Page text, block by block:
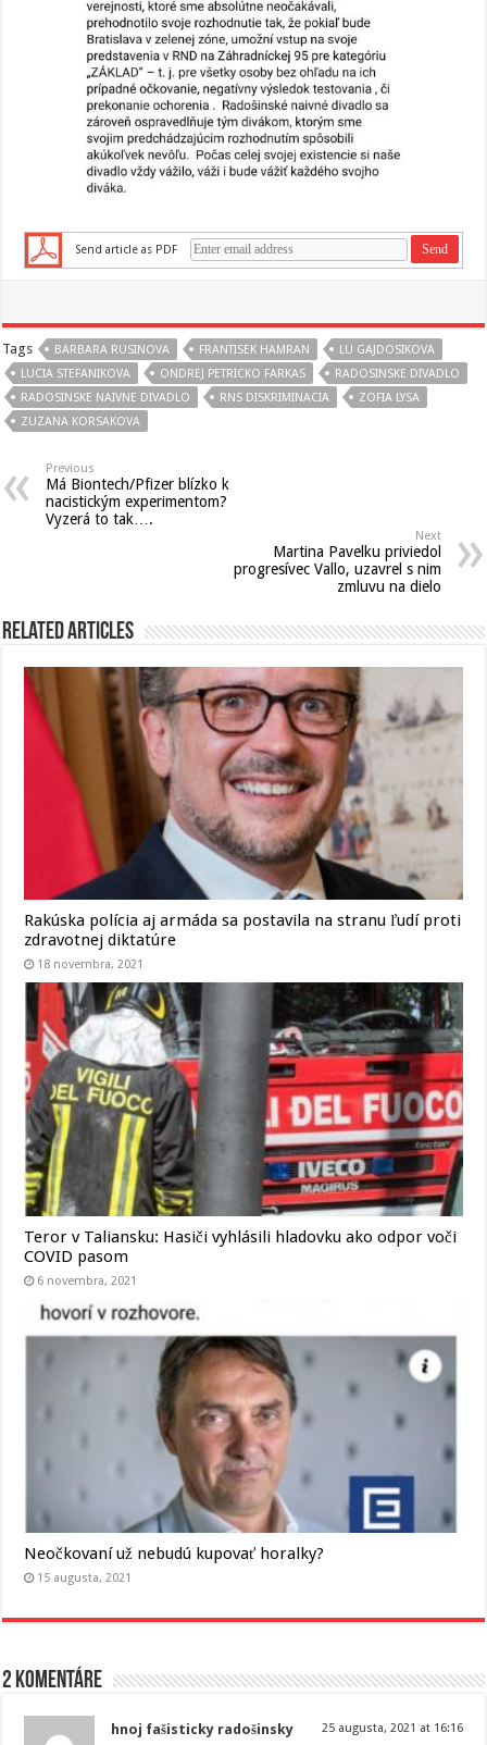
Send article as PDF
Tags BARBARA RUSINOVA FRANTISEK HAMRAN
LU GAJDOSIKOVA
LUCIA STEFANIKOVA
ONDREJ PETRICKO FARKAS
RADOSINSKE DIVADLO
RADOSINSKE NAIVNE DIVADLO
RNS DISKRIMINACIA
ZOFIA LYSA
ZUZANA KORSAKOVA
Previous
Má Biontech/Pfizer blízko k
nacistickým experimentom?
Vyzerá to tak….
Next
Martina Pavelku priviedol
progresívec Vallo, uzavrel s nim
zmluvu na dielo
Related Articles
Rakúska polícia aj armáda sa postavila na stranu ľudí proti
zdravotnej diktatúre
18 novembra, 2021
Teror v Taliansku: Hasiči vyhlásili hladovku ako odpor voči
COVID pasom
6 novembra, 2021
Neočkovaní už nebudú kupovať horalky?
15 augusta, 2021
2 komentáre
hnoj fašisticky radošinsky 25 augusta, 2021 at 16:16